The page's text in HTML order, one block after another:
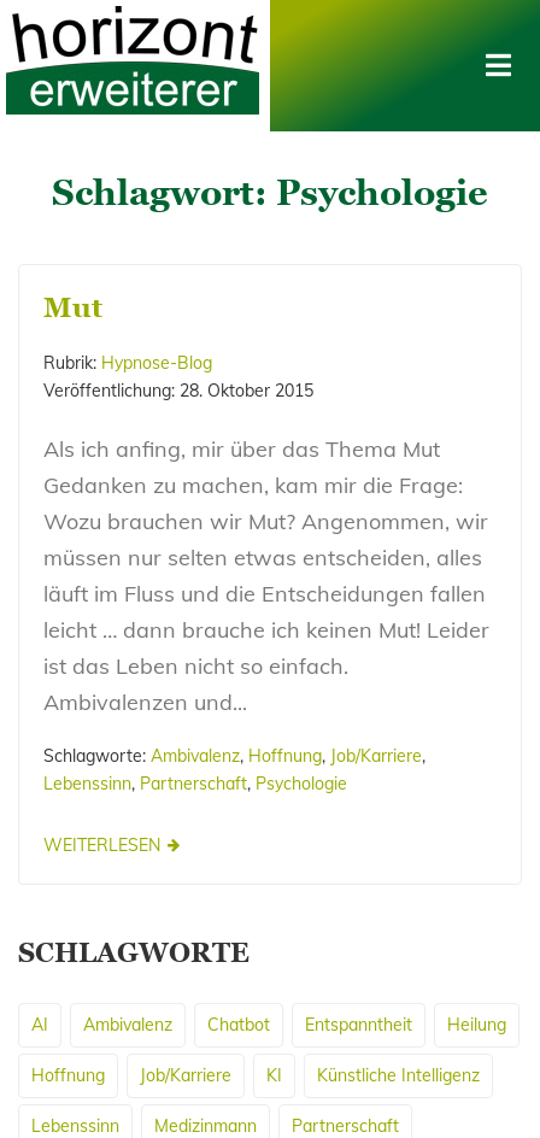
Schlagwort: Psychologie
Mut
Rubrik: Hypnose-Blog
Veröffentlichung: 28. Oktober 2015
Als ich anfing, mir über das Thema Mut
Gedanken zu machen, kam mir die Frage:
Wozu brauchen wir Mut? Angenommen, wir
müssen nur selten etwas entscheiden, alles
läuft im Fluss und die Entscheidungen fallen
leicht … dann brauche ich keinen Mut! Leider
ist das Leben nicht so einfach.
Ambivalenzen und...
Schlagworte: Ambivalenz, Hoffnung, Job/Karriere,
Lebenssinn, Partnerschaft, Psychologie
WEITERLESEN
SCHLAGWORTE
AI Ambivalenz Chatbot Entspanntheit Heilung
Hoffnung Job/Karriere KI Künstliche Intelligenz
Lebenssinn Medizinmann Partnerschaft